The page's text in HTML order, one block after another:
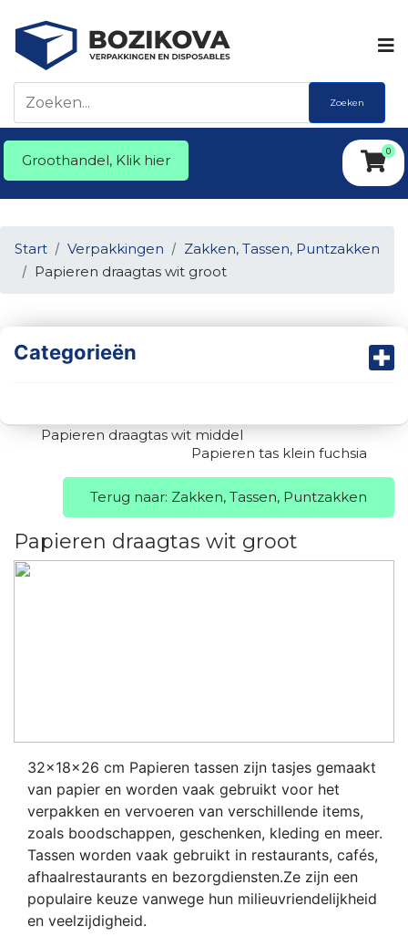
Zoeken
Groothandel, Klik hier
0
Start Verpakkingen
Zakken, Tassen, Puntzakken
Papieren draagtas wit groot
Categorieën
Papieren draagtas wit middel
Papieren tas klein fuchsia
Terug naar: Zakken, Tassen, Puntzakken
Papieren draagtas wit groot
32x18x26 cm Papieren tassen zijn tasjes gemaakt
van papier en worden vaak gebruikt voor het
verpakken en vervoeren van verschillende items,
zoals boodschappen, geschenken, kleding en meer.
Tassen worden vaak gebruikt in restaurants, cafés,
afhaalrestaurants en bezorgdiensten.Ze zijn een
populaire keuze vanwege hun milieuvriendelijkheid
en veelzijdigheid.